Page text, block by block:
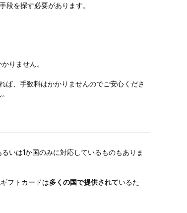
を探す必要があります。
りません。
ば、手数料はかかりませんのでご安心くださ
いは1か国のみに対応しているものもありま
フトカードは多くの国で提供されているた